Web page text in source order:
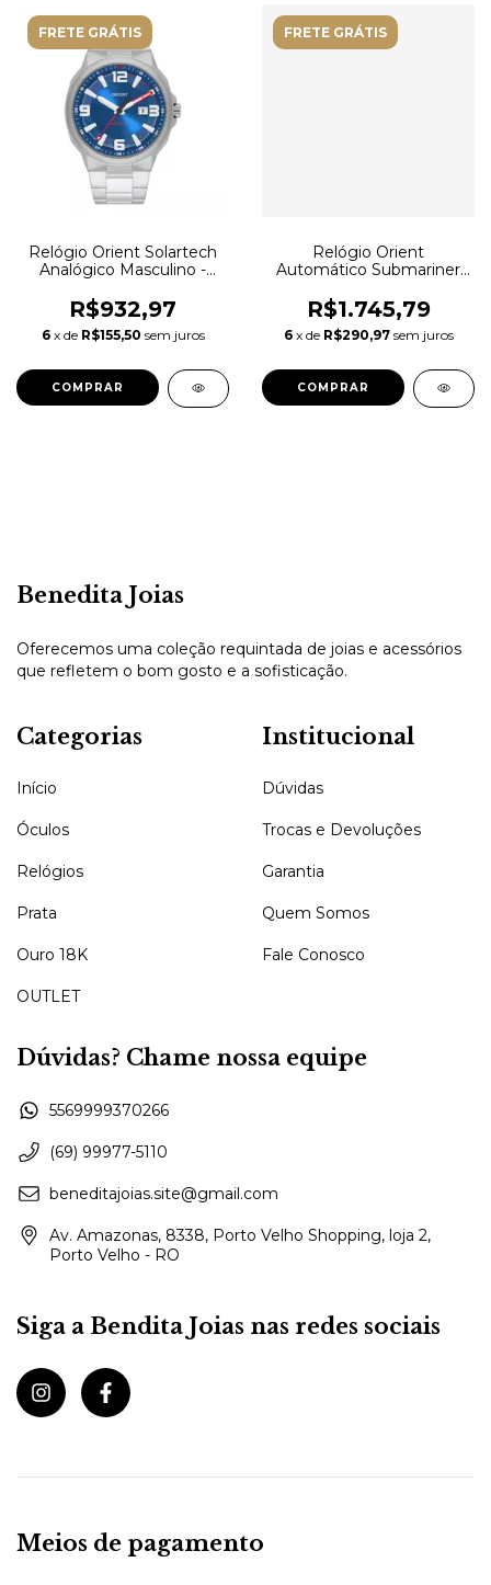
FRETE GRÁTIS
Relógio Orient Solartech
Analógico Masculino -
R$932,97
6 x de R$155,50 sem juros
FRETE GRÁTIS
Relógio Orient
Automático Submariner
R$1.745,79
6 x de R$290,97 sem juros
Benedita Joias
Oferecemos uma coleção requintada de joias e acessórios
que refletem o bom gosto e a sofisticação.
Categorias
Início
Óculos
Relógios
Prata
Ouro 18K
OUTLET
Institucional
Dúvidas
Trocas e Devoluções
Garantia
Quem Somos
Fale Conosco
Dúvidas? Chame nossa equipe
5569999370266
(69) 99977-5110
beneditajoias.site@gmail.com
Av. Amazonas, 8338, Porto Velho Shopping, loja 2,
Porto Velho - RO
Siga a Bendita Joias nas redes sociais
Meios de pagamento